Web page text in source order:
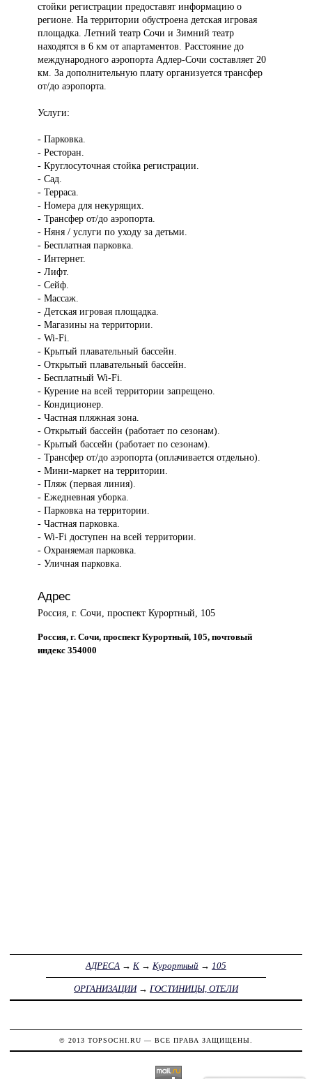
стойки регистрации предоставят информацию о
регионе. На территории обустроена детская игровая
площадка. Летний театр Сочи и Зимний театр
находятся в 6 км от апартаментов. Расстояние до
международного аэропорта Адлер-Сочи составляет 20
км. За дополнительную плату организуется трансфер
от/до аэропорта.
Услуги:
- Парковка.
- Ресторан.
- Круглосуточная стойка регистрации.
- Сад.
- Терраса.
- Номера для некурящих.
- Трансфер от/до аэропорта.
- Няня / услуги по уходу за детьми.
- Бесплатная парковка.
- Интернет.
- Лифт.
- Сейф.
- Массаж.
- Детская игровая площадка.
- Магазины на территории.
- Wi-Fi.
- Крытый плавательный бассейн.
- Открытый плавательный бассейн.
- Бесплатный Wi-Fi.
- Курение на всей территории запрещено.
- Кондиционер.
- Частная пляжная зона.
- Открытый бассейн (работает по сезонам).
- Крытый бассейн (работает по сезонам).
- Трансфер от/до аэропорта (оплачивается отдельно).
- Мини-маркет на территории.
- Пляж (первая линия).
- Ежедневная уборка.
- Парковка на территории.
- Частная парковка.
- Wi-Fi доступен на всей территории.
- Охраняемая парковка.
- Уличная парковка.
Адрес
Россия, г. Сочи, проспект Курортный, 105
Россия, г. Сочи, проспект Курортный, 105, почтовый
индекс 354000
АДРЕСА → К → Курортный → 105
ОРГАНИЗАЦИИ→ ГОСТИНИЦЫ, ОТЕЛИ
© 2013 TOPSOCHI.RU — ВСЕ ПРАВА ЗАЩИЩЕНЫ.